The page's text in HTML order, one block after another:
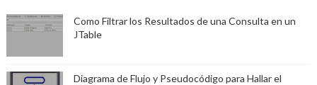
Como Filtrar los Resultados de una Consulta en un
JTable
Diagrama de Flujo y Pseudocódigo para Hallar el